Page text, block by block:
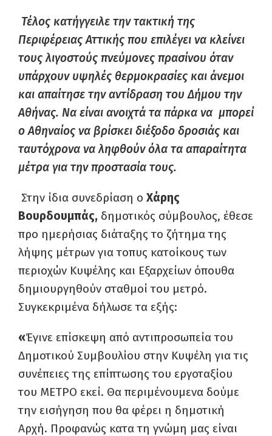
Τέλος κατήγγειλε την τακτική της
Περιφέρειας Αττικής που επιλέγει να κλείνει
τους λιγοστούς πνεύμονες πρασίνου όταν
υπάρχουν υψηλές θερμοκρασίες και άνεμοι
και απαίτησε την αντίδραση του Δήμου την
Αθήνας. Να είναι ανοιχτά τα πάρκα να μπορεί
ο Αθηναίος να βρίσκει διέξοδο δροσιάς και
ταυτόχρονα να ληφθούν όλα τα απαραίτητα
μέτρα για την προστασία τους.
Στην ίδια συνεδρίαση ο Χάρης
Βουρδουμπάς, δημοτικός σύμβουλος, έθεσε
προ ημερήσιας διάταξης το ζήτημα της
λήψης μέτρων για τοπυς κατοίκους των
περιοχών Κυψέλης και Εξαρχείων όπουθα
δημιουργηθούν σταθμοί του μετρό.
Συγκεκριμένα δήλωσε τα εξής:
«Έγινε επίσκεψη από αντιπροσωπεία του
Δημοτικού Συμβουλίου στην Κυψέλη για τις
συνέπειες της επίπτωσης του εργοταξίου
του ΜΕΤΡΟ εκεί. Θα περιμένουμενα δούμε
την εισήγηση που θα φέρει η δημοτική
Αρχή. Προφανώς κατα τη γνώμη μας είναι